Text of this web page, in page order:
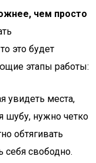
чем просто
это будет
этапы работы:
увидеть места,
шубу, нужно четко
обтягивать
себя свободно.